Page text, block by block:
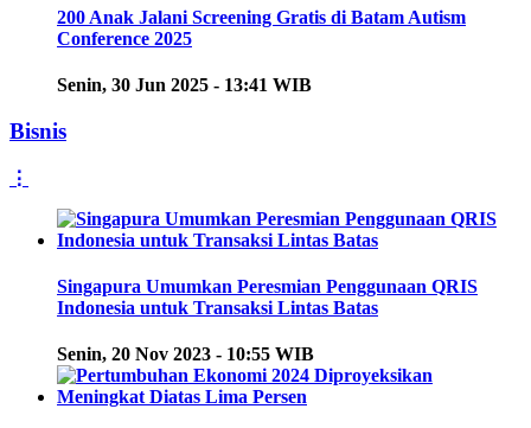
200 Anak Jalani Screening Gratis di Batam Autism
Conference 2025
Senin, 30 Jun 2025 - 13:41 WIB
Bisnis
⋮
Singapura Umumkan Peresmian Penggunaan QRIS
Indonesia untuk Transaksi Lintas Batas
Senin, 20 Nov 2023 - 10:55 WIB